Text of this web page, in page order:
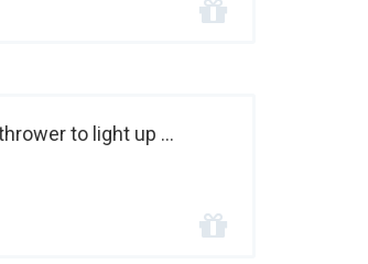
to light up ...